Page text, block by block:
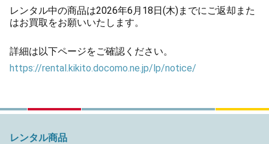
レンタル中の商品は2026年6月18日(木)までにご返却また
はお買取をお願いいたします。
詳細は以下ページをご確認ください。
https://rental.kikito.docomo.ne.jp/lp/notice/
レンタル商品